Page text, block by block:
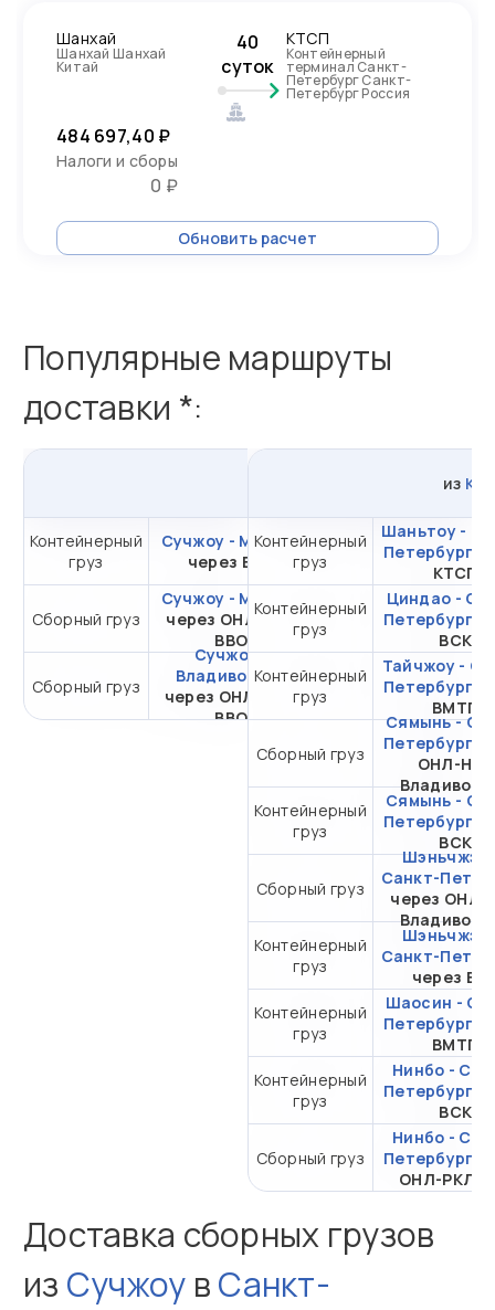
Шанхай
Шанхай Шанхай
Китай
40
суток
КТСП
Контейнерный
терминал Санкт-
Петербург Санкт-
Петербург Россия
484 697,40 ₽
Налоги и сборы
0 ₽
Обновить расчет
Популярные маршруты
доставки *:
Контейнерный
груз
Сучжоу - Москва
через ВСК
от 514 098,23 ₽ за
40HC
Сборный груз
Сучжоу - Москва
через ОНЛ-РКЛ
ВВО
от 18 556,73 ₽ за 1 м³
Сборный груз
Сучжоу -
Владивосток
через ОНЛ-ТФС
ВВО
от 5 140,73 ₽ за 1 м³
из
Контейнерный
груз
Шаньтоу -
Петербург
КТСП
Контейнерный
груз
Циндао -
Петербург
ВСК
Контейнерный
груз
Тайчжоу -
Петербург
ВМТП
Сборный груз
Сямынь -
Петербург
ОНЛ-НУП
Контейнерный
груз
Сямынь -
Петербург
ВСК
Сборный груз
Санкт-
через ОНЛ-
Контейнерный
груз
Санкт-
через
Контейнерный
груз
Шаосин -
Петербург
ВМТП
Контейнерный
груз
Нинбо -
Петербург
ВСК
Сборный груз
Нинбо -
Петербург
ОНЛ-РКЛ
Доставка сборных грузов
из Сучжоу вСанкт-